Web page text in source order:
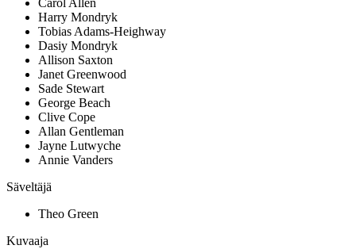
Carol Allen
Harry Mondryk
Tobias Adams-Heighway
Dasiy Mondryk
Allison Saxton
Janet Greenwood
Sade Stewart
George Beach
Clive Cope
Allan Gentleman
Jayne Lutwyche
Annie Vanders
Säveltäjä
Theo Green
Kuvaaja